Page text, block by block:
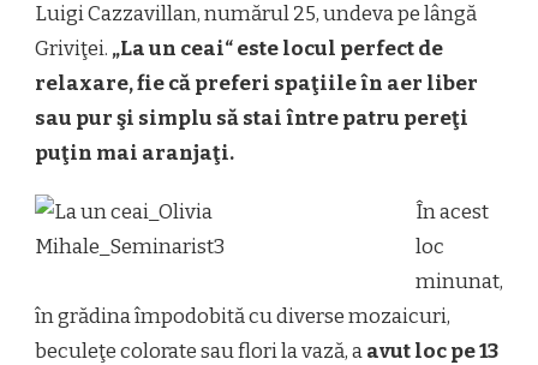
Luigi Cazzavillan, numărul 25, undeva pe lângă
Griviţei. „La un ceai“ este locul perfect de
relaxare, fie că preferi spaţiile în aer liber
sau pur şi simplu să stai între patru pereţi
puţin mai aranjaţi.
În acest
loc
minunat,
în grădina împodobită cu diverse mozaicuri,
beculeţe colorate sau flori la vază, aavut loc pe 13